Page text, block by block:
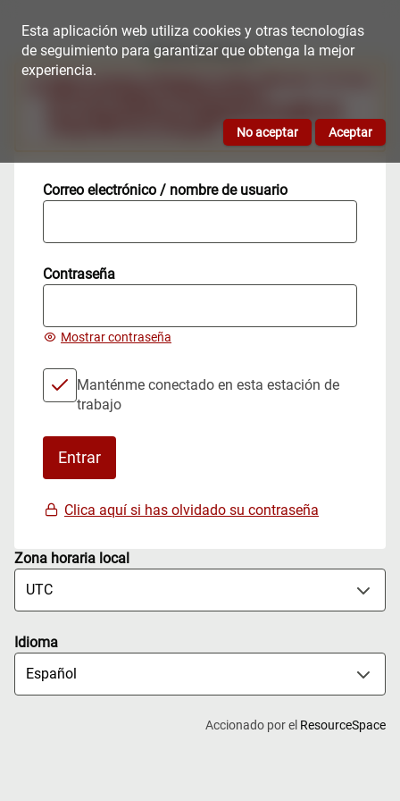
Esta aplicación web utiliza cookies y otras tecnologías
de seguimiento para garantizar que obtenga la mejor
experiencia.
favor, asegúrese de tener habilitadas las cookies en la
Correo electrónico / nombre de usuario
Contraseña
Mostrar contraseña
Manténme conectado en esta estación de
trabajo
Clica aquí si has olvidado su contraseña
Zona horaria local
Idioma
Accionado por el ResourceSpace